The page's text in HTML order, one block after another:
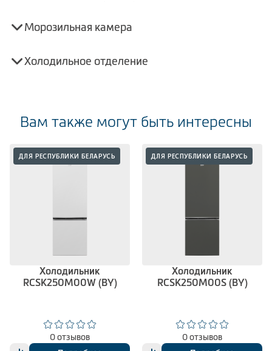
Морозильная камера
Холодильное отделение
Вам также могут быть интересны
ДЛЯ РЕСПУБЛИКИ БЕЛАРУСЬ
Холодильник
RCSK250M00W (BY)
0 отзывов
ДЛЯ РЕСПУБЛИКИ БЕЛАРУСЬ
Холодильник
RCSK250M00S (BY)
0 отзывов